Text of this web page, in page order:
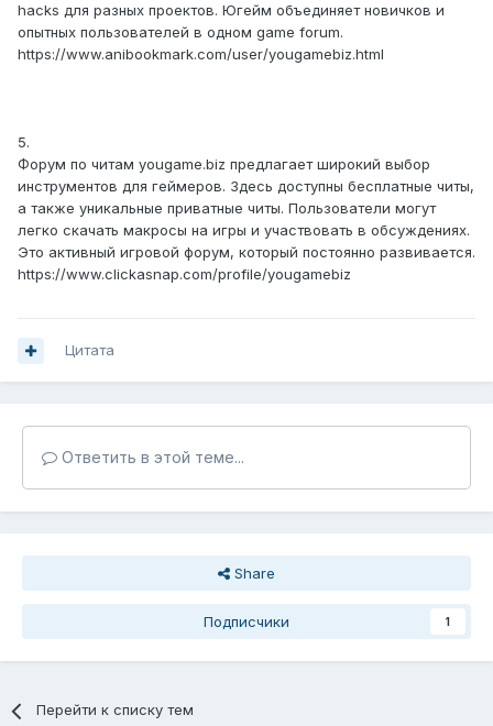
hacks для разных проектов. Югейм объединяет новичков и
опытных пользователей в одном game forum.
https://www.anibookmark.com/user/yougamebiz.html
5.
Форум по читам yougame.biz предлагает широкий выбор
инструментов для геймеров. Здесь доступны бесплатные читы,
а также уникальные приватные читы. Пользователи могут
легко скачать макросы на игры и участвовать в обсуждениях.
Это активный игровой форум, который постоянно развивается.
https://www.clickasnap.com/profile/yougamebiz
Цитата
Ответить в этой теме...
Share
Подписчики 1
Перейти к списку тем